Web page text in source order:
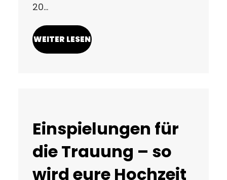
20…
WEITER LESEN
Einspielungen für
die Trauung – so
wird eure Hochzeit